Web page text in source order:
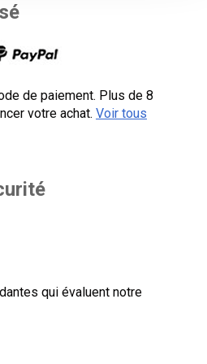
de paiement. Plus de 8
votre achat. Voir tous
qui évaluent notre